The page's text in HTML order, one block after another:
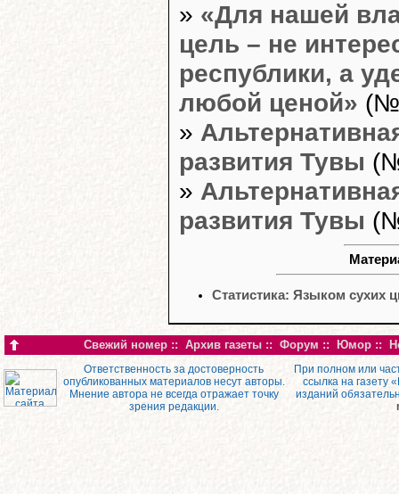
» «Для нашей
цель – не
республики, а
любой ценой»
»
развития Тувы
»
развития Тувы
Статистика: Языком сухих
Свежий номер :: Архив газеты :: Форум :: Юмор ::
Ответственность за достоверность
опубликованных материалов несут авторы.
Мнение автора не всегда отражает точку
зрения редакции.
При полном или
ссылка на газету
изданий